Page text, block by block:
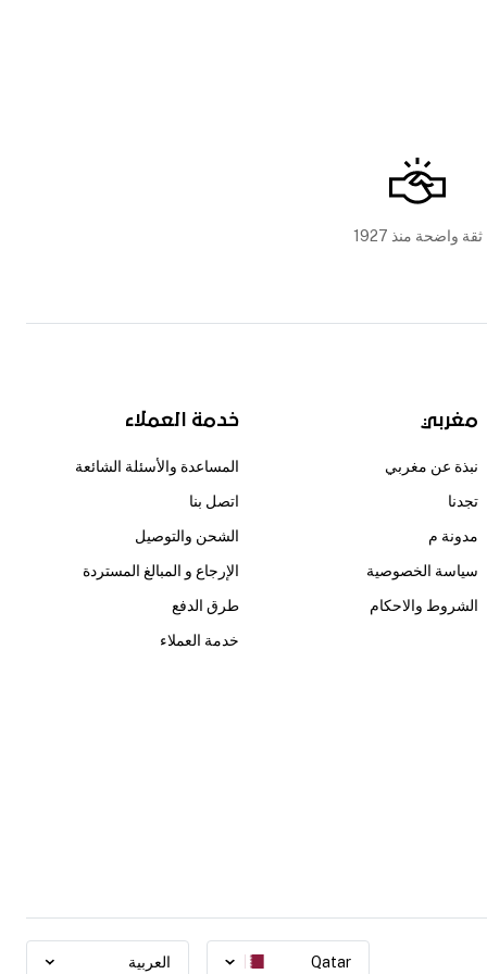
ثقة واضحة منذ 1927
مغربي
نبذة عن مغربي
تجدنا
مدونة م
سياسة الخصوصية
الشروط والاحكام
خدمة العملاء
المساعدة والأسئلة الشائعة
اتصل بنا
الشحن والتوصيل
الإرجاع و المبالغ المستردة
طرق الدفع
خدمة العملاء
Qatar العربية